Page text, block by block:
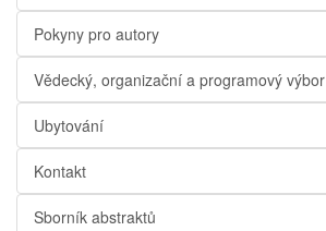
Pokyny pro autory
Vědecký, organizační a programový výbor
Ubytování
Kontakt
Sborník abstraktů